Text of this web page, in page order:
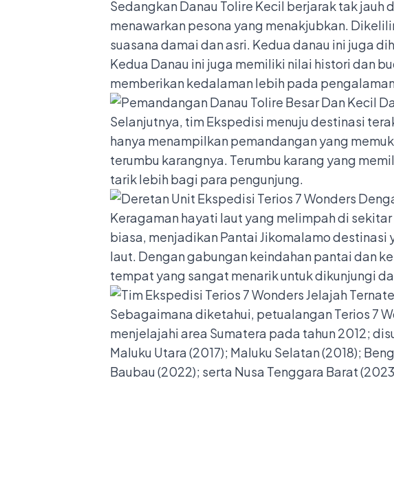
Sedangkan Danau Tolire Kecil berjarak tak jauh
menawarkan pesona yang menakjubkan.
suasana damai dan asri. Kedua danau ini juga
Kedua Danau ini juga memiliki nilai histori dan
memberikan kedalaman lebih pada
Selanjutnya, tim Ekspedisi menuju destinasi
hanya menampilkan pemandangan yang
terumbu karangnya. Terumbu karang yang
tarik lebih bagi para pengunjung.
Keragaman hayati laut yang melimpah di
biasa, menjadikan Pantai Jikomalamo
laut. Dengan gabungan keindahan pantai dan
tempat yang sangat menarik untuk dikunjungi
Sebagaimana diketahui, petualangan Terios 7
menjelajahi area Sumatera pada tahun 2012;
Maluku Utara (2017); Maluku Selatan (2018);
Baubau (2022); serta Nusa Tenggara Barat